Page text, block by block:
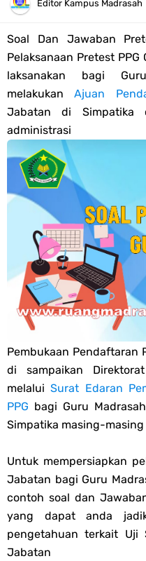
Bank Soal PAT
Pendaftaran Akun Google
Panduan GOOGLE
Bank Soal ASAT/PAT Kelas 5
Bank Soal PAT Kelas 6 SD/MI
Kisi-kisi Soal US/UM
POS UM Jenjang MI,
Jawaban Tugas Mandiri Dan
Jawaban Tugas Mandiri Dan
Qur'an
Editor Kampus Madrasah
Soal Dan Jawaban
Pelaksanaan Pretest
laksanakan bagi
melakukan
Ajuan
Jabatan di Simpatika
administrasi
Pembukaan Pendaftaran
di sampaikan
melaluiSurat Edaran
PPG bagi Guru
Simpatika masing-masing
Untuk mempersiapkan
Jabatan bagi Guru
contoh soal dan
yang dapat anda
pengetahuan terkait Uji
Jabatan